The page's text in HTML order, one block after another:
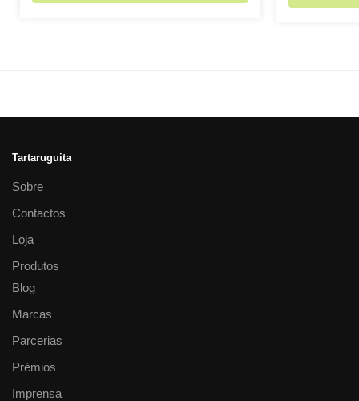
Tartaruguita
Sobre
Contactos
Loja
Produtos
Blog
Marcas
Parcerias
Prémios
Imprensa